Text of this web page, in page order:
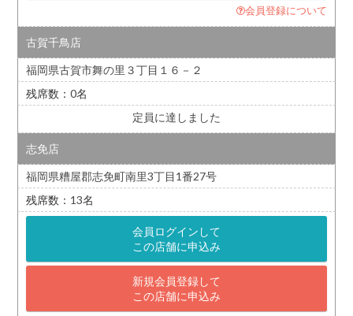
会員登録について
古賀千鳥店
福岡県古賀市舞の里３丁目１６－２
0
定員に達しました
志免店
福岡県糟屋郡志免町南里3丁目1番27号
13
会員ログインして
この店舗に申込み
新規会員登録して
この店舗に申込み